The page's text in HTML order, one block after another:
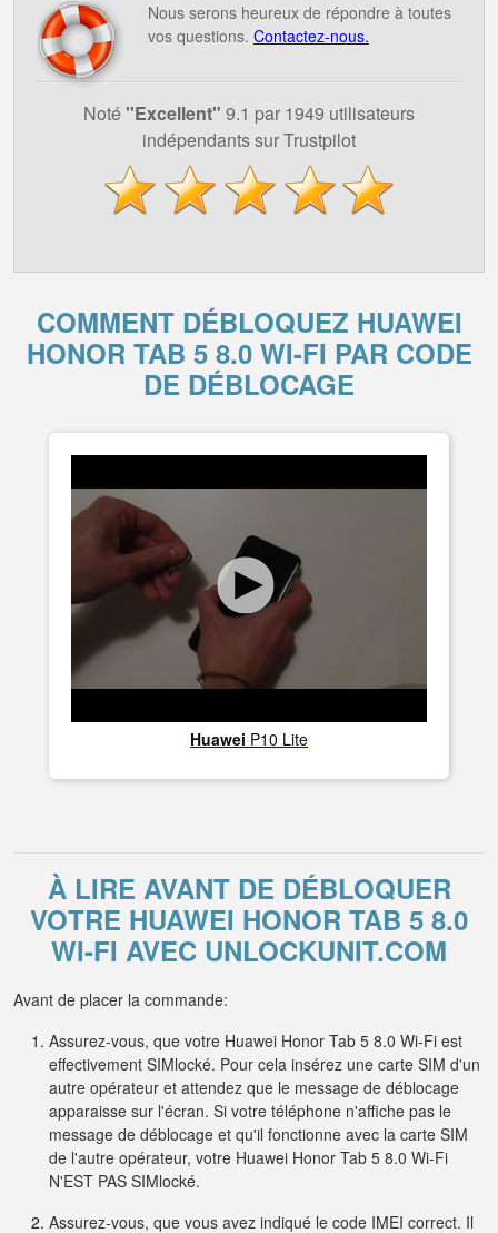
Nous serons heureux de répondre à toutes
vos questions. Contactez-nous.
Noté ''Excellent" 9.1 par 1949 utilisateurs
indépendants sur Trustpilot
COMMENT DÉBLOQUEZ HUAWEI
HONOR TAB 5 8.0 WI-FI PAR CODE
DE DÉBLOCAGE
Huawei P10 Lite
À LIRE AVANT DE DÉBLOQUER
VOTRE HUAWEI HONOR TAB 5 8.0
WI-FI AVEC UNLOCKUNIT.COM
Avant de placer la commande:
Assurez-vous, que votre Huawei Honor Tab 5 8.0 Wi-Fi est
effectivement SIMlocké. Pour cela insérez une carte SIM d'un
autre opérateur et attendez que le message de déblocage
apparaisse sur l'écran. Si votre téléphone n'affiche pas le
message de déblocage et qu'il fonctionne avec la carte SIM
de l'autre opérateur, votre Huawei Honor Tab 5 8.0 Wi-Fi
N'EST PAS SIMlocké.
Assurez-vous, que vous avez indiqué le code IMEI correct. Il